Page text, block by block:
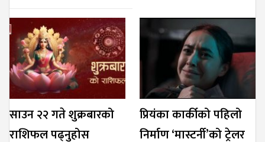
साउन २२ गते शुक्रबारको
राशिफल पढ्नुहोस
प्रियंका कार्कीको पहिलो
निर्माण ‘मास्टर्नी’को ट्रेलर